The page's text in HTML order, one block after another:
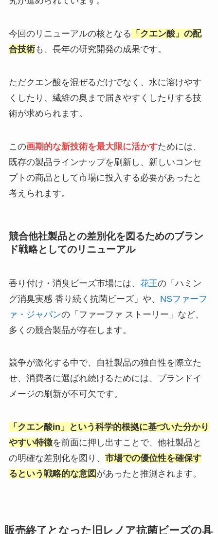
今回のリニューアルの核となる 「クエン酸」の配
合技術も、長年の研究開発の成果です。
ただクエン酸を混ぜるだけでなく、水に溶けやす
くしたり、繊維の奥まで届きやすくしたりする技
術が求められます。
この画期的な新技術を最大限に活かすためには、
既存の製品ラインナップを刷新し、新しいコンセ
プトの商品として市場に投入する必要があったと
考えられます。
競合他社製品との差別化を図るためのブラン
ド戦略としてのリニューアル
香り付け・消臭ビーズ市場には、 花王の「ハミン
グ消臭実感 香り続く抗菌ビーズ」や、 NSファーフ
ァ・ジャパンの「ファーファ ストーリー」など、
多くの競合製品が存在します。
競争が激化する中で、自社製品の独自性を際立た
せ、消費者に選ばれ続けるためには、ブランドイ
メージの刷新が不可欠です。
「クエン酸in」という科学的根拠に基づいた分かり
やすい特徴を前面に押し出すことで、他社製品と
の明確な差別化を図り、 市場での優位性を確保す
るという戦略的な意図 があったと推測されます。
販売終了となった旧レノア抗菌ビーズの具